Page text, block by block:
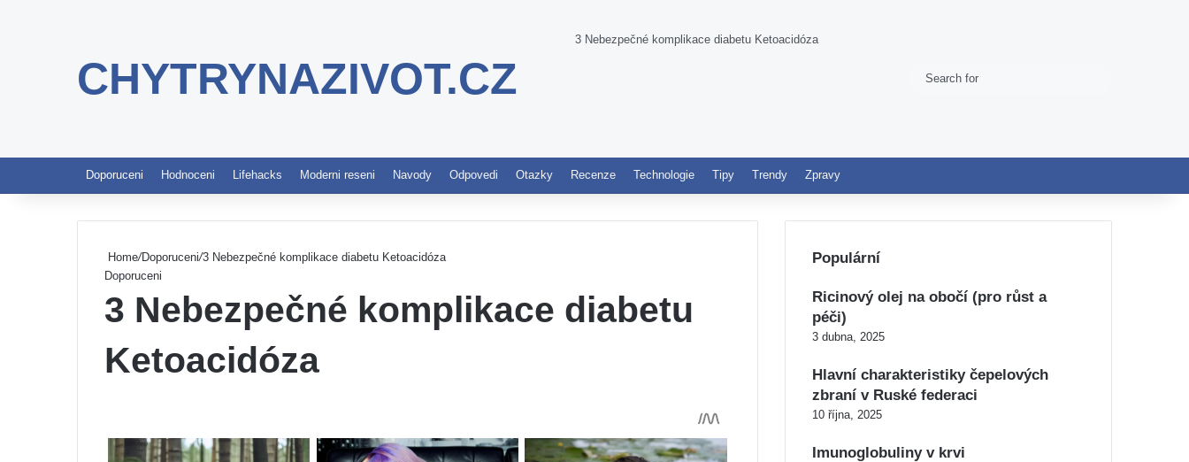
CHYTRYNAZIVOT.CZ
3 Nebezpečné komplikace diabetu Ketoacidóza
Switch skin
Doporuceni Hodnoceni Lifehacks Moderni reseni Navody Odpovedi Otazky Recenze Technologie Tipy Trendy Zpravy
Home/Doporuceni/3 Nebezpečné komplikace diabetu Ketoacidóza
Doporuceni
3 Nebezpečné komplikace diabetu
Ketoacidóza
Populární
Ricinový olej na obočí (pro růst a
péči)
3 dubna, 2025
Hlavní charakteristiky čepelových
zbraní v Ruské federaci
10 října, 2025
Imunoglobuliny v krvi